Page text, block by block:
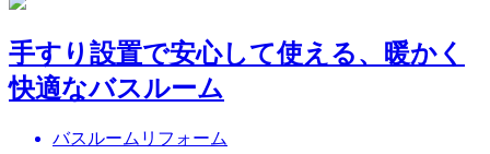
手すり設置で安心して使える、暖かく
快適なバスルーム
バスルームリフォーム